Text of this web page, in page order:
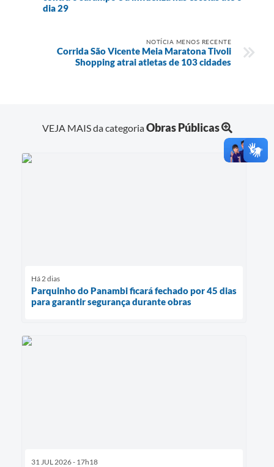
dia 29
NOTÍCIA MENOS RECENTE
Corrida São Vicente Meia Maratona Tivoli
Shopping atrai atletas de 103 cidades
VEJA MAIS da categoriaObras Públicas
Há 2 dias
Parquinho do Panambi ficará fechado por 45 dias
para garantir segurança durante obras
31 JUL 2026 - 17h18